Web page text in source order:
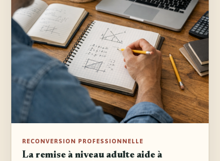
RECONVERSION PROFESSIONNELLE
La remise à niveau adulte aide à